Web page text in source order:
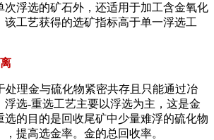
次浮选的矿石外，还适用于加工含金氧化
该工艺获得的选矿指标高于单一浮选工
处理金与硫化物紧密共存且只能通过冶
浮选-重选工艺主要以浮选为主，这是金
选的目的是回收尾矿中少量难浮的硫化物
，提高选金率。金的总回收率。